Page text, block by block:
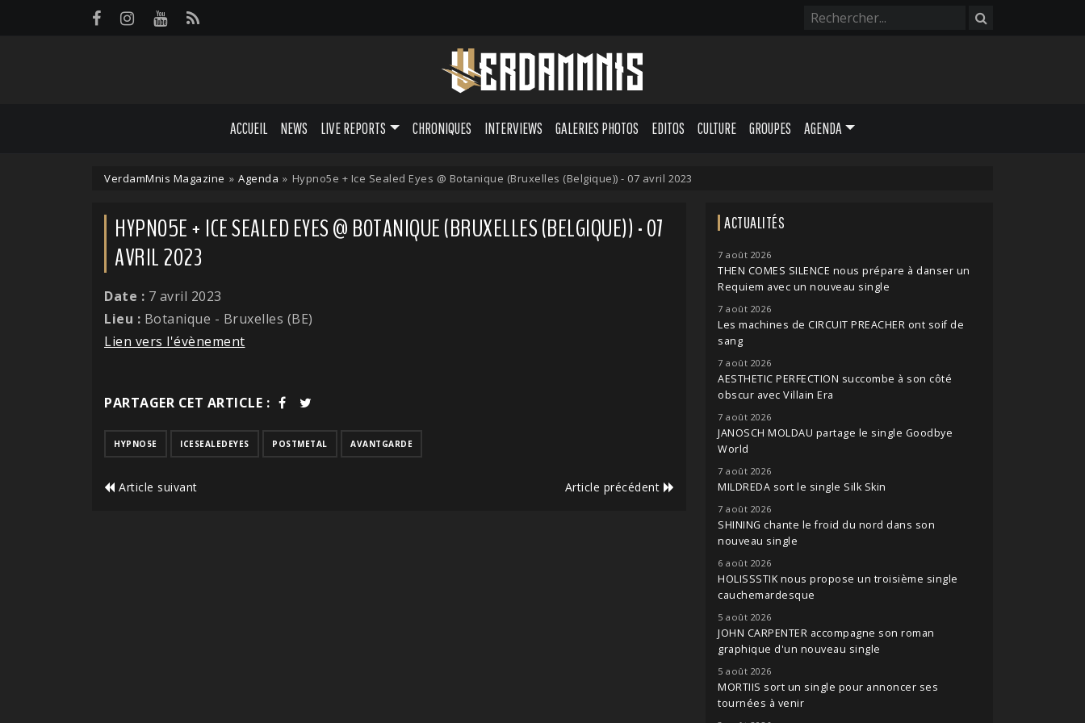
ACCUEIL NEWS LIVE REPORTS CHRONIQUES INTERVIEWS GALERIES PHOTOS EDITOS CULTURE GROUPES AGENDA
VerdamMnis Magazine » Agenda » Hypno5e + Ice Sealed Eyes @ Botanique (Bruxelles (Belgique)) - 07 avril 2023
HYPNO5E + ICE SEALED EYES @ BOTANIQUE (BRUXELLES (BELGIQUE)) - 07
AVRIL 2023
Date : 7 avril 2023
Lieu : Botanique - Bruxelles (BE)
Lien vers l'évènement
PARTAGER CET ARTICLE :
HYPNO5E ICESEALEDEYES POSTMETAL AVANTGARDE
Article suivant Article précédent
ACTUALITÉS
7 août 2026
THEN COMES SILENCE nous prépare à danser un
Requiem avec un nouveau single
7 août 2026
Les machines de CIRCUIT PREACHER ont soif de
sang
7 août 2026
AESTHETIC PERFECTION succombe à son côté
obscur avec Villain Era
7 août 2026
JANOSCH MOLDAU partage le single Goodbye
World
7 août 2026
MILDREDA sort le single Silk Skin
7 août 2026
SHINING chante le froid du nord dans son
nouveau single
6 août 2026
HOLISSSTIK nous propose un troisième single
cauchemardesque
5 août 2026
JOHN CARPENTER accompagne son roman
graphique d'un nouveau single
5 août 2026
MORTIIS sort un single pour annoncer ses
tournées à venir
Panneau de gestion des cookies